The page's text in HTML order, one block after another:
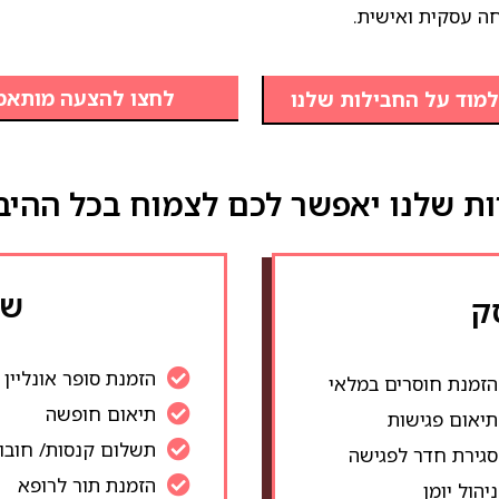
עסקית ואישית.
על החבילות שלנו לחצו להצעה
שלנו יאפשר לכם לצמוח בכל
הזמנת חוסרים במלאי
תיאום פגישות
סגירת חדר לפגישה
ניהול יומן
הזמנת סופר אונליין
תיאום חופשה
תשלום קנסות/
הזמנת תור לרופא